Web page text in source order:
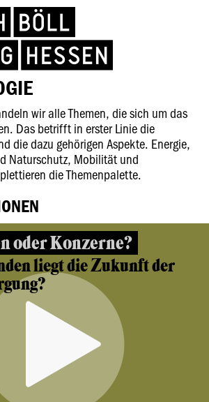
wir alle Themen, die sich um das
Das betrifft in erster Linie die
die dazu gehörigen Aspekte. Energie,
Naturschutz, Mobilität und
die Themenpalette.
oder Konzerne?
liegt die Zukunft der